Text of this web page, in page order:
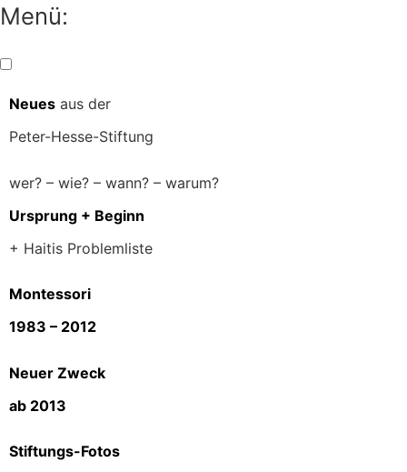
Menü:
Neues aus der
Peter-Hesse-Stiftung
wer? – wie? – wann? – warum?
Ursprung + Beginn
+ Haitis Problemliste
Montessori
1983 – 2012
Neuer Zweck
ab 2013
Stiftungs-Fotos